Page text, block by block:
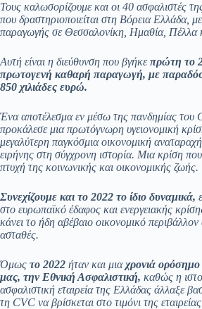
Τους καλωσορίζουμε και οι 40 ασφαλιστές
που δραστηριοποιείται στη Βόρεια Ελλάδα,
παραγωγής σε Θεσσαλονίκη, Ημαθία, Πέλλα
Αυτή είναι η διεύθυνση που βγήκεπρώτη το
πρωτογενή καθαρή παραγωγή, με
850 χιλιάδες ευρώ.
Ένα αποτέλεσμα εν μέσω της πανδημίας του
προκάλεσε μια πρωτόγνωρη υγειονομική
μεγαλύτερη παγκόσμια οικονομική
ειρήνης στη σύγχρονη ιστορία. Μια κρίση που
πτυχή της κοινωνικής και οικονομικής ζωής.
Συνεχίζουμε και το 2022 το ίδιο δυναμικά,
στο ευρωπαϊκό έδαφος και ενεργειακής
κάνει το ήδη αβέβαιο οικονομικό
ασταθές.
Όμως το 2022 ήταν και μιαχρονιά ορόσημο
μας, την Εθνική Ασφαλιστική, καθώς η
ασφαλιστική εταιρεία της Ελλάδας άλλαξε
τη CVC να βρίσκεται στο τιμόνι της